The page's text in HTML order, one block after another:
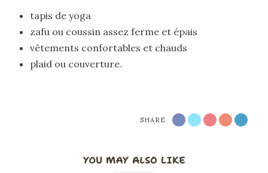
tapis de yoga
zafu ou coussin assez ferme et épais
vêtements confortables et chauds
plaid ou couverture.
SHARE
YOU MAY ALSO LIKE